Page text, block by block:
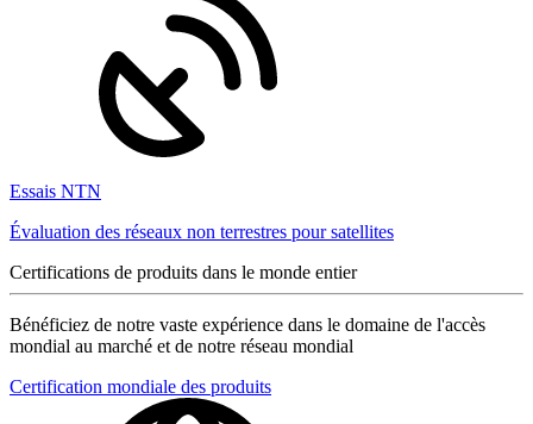
Essais NTN
Évaluation des réseaux non terrestres pour satellites
Certifications de produits dans le monde entier
Bénéficiez de notre vaste expérience dans le domaine de l'accès
mondial au marché et de notre réseau mondial
Certification mondiale des produits